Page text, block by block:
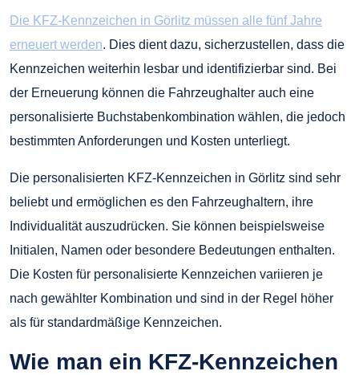
Die KFZ-Kennzeichen in Görlitz müssen alle fünf Jahre
erneuert werden. Dies dient dazu, sicherzustellen, dass die
Kennzeichen weiterhin lesbar und identifizierbar sind. Bei
der Erneuerung können die Fahrzeughalter auch eine
personalisierte Buchstabenkombination wählen, die jedoch
bestimmten Anforderungen und Kosten unterliegt.
Die personalisierten KFZ-Kennzeichen in Görlitz sind sehr
beliebt und ermöglichen es den Fahrzeughaltern, ihre
Individualität auszudrücken. Sie können beispielsweise
Initialen, Namen oder besondere Bedeutungen enthalten.
Die Kosten für personalisierte Kennzeichen variieren je
nach gewählter Kombination und sind in der Regel höher
als für standardmäßige Kennzeichen.
Wie man ein KFZ-Kennzeichen